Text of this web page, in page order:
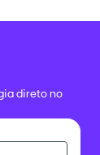
direto no